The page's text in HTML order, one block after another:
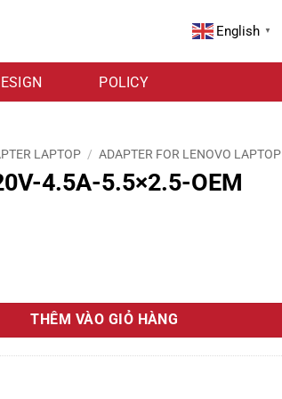
English ▼
POLICY
LAPTOP / ADAPTER FOR LENOVO LAPTOP
4.5A-5.5×2.5-OEM
số lượng
THÊM VÀO GIỎ HÀNG